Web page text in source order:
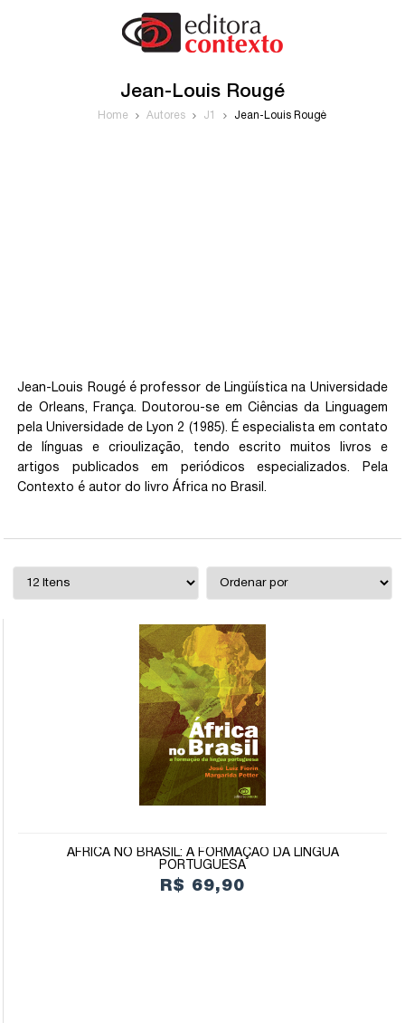
Jean-Louis Rougé
Home Autores J1 Jean-Louis Rougé
Jean-Louis Rougé é professor de Lingüística na Universidade
de Orleans, França. Doutorou-se em Ciências da Linguagem
pela Universidade de Lyon 2 (1985). É especialista em contato
de línguas e crioulização, tendo escrito muitos livros e
artigos publicados em periódicos especializados. Pela
Contexto é autor do livro África no Brasil.
ÁFRICA NO BRASIL: A FORMAÇÃO DA LÍNGUA
PORTUGUESA
R$ 69,90